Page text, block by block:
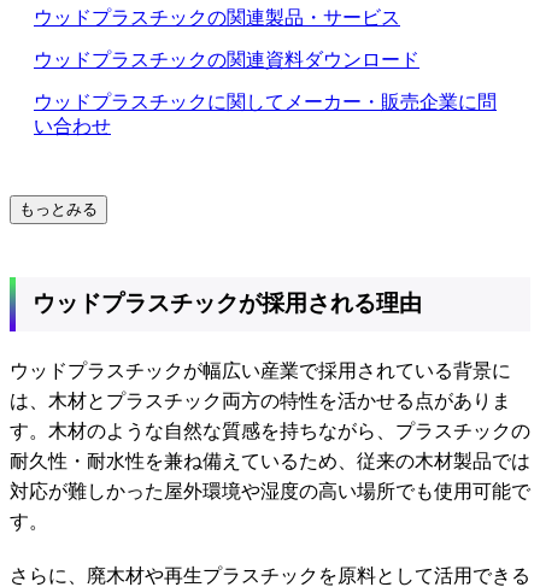
ウッドプラスチックの関連製品・サービス
ウッドプラスチックの関連資料ダウンロード
ウッドプラスチックに関してメーカー・販売企業に問
い合わせ
もっとみる
ウッドプラスチックが採用される理由
ウッドプラスチックが幅広い産業で採用されている背景に
は、木材とプラスチック両方の特性を活かせる点がありま
す。木材のような自然な質感を持ちながら、プラスチックの
耐久性・耐水性を兼ね備えているため、従来の木材製品では
対応が難しかった屋外環境や湿度の高い場所でも使用可能で
す。
さらに、廃木材や再生プラスチックを原料として活用できる